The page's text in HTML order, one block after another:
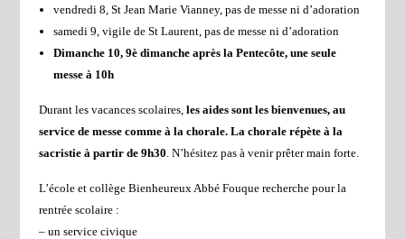
vendredi 8, St Jean Marie Vianney, pas de messe ni d’adoration
samedi 9, vigile de St Laurent, pas de messe ni d’adoration
Dimanche 10, 9è dimanche après la Pentecôte, une seule
messe à 10h
Durant les vacances scolaires, les aides sont les bienvenues, au
service de messe comme à la chorale. La chorale répète à la
sacristie à partir de 9h30. N’hésitez pas à venir prêter main forte.
L’école et collège Bienheureux Abbé Fouque recherche pour la
rentrée scolaire :
– un service civique